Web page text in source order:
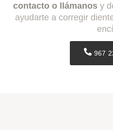
contacto o llámanosy
ayudarte a corregir
967